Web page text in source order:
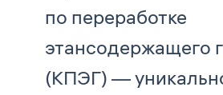
по переработке
этансодержащего
(КПЭГ) —